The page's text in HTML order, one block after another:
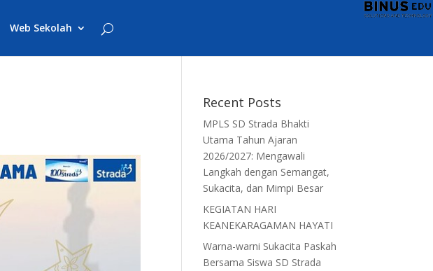
Web Sekolah
Recent Posts
MPLS SD Strada Bhakti
Utama Tahun Ajaran
2026/2027: Mengawali
Langkah dengan Semangat,
Sukacita, dan Mimpi Besar
KEGIATAN HARI
KEANEKARAGAMAN HAYATI
Warna-warni Sukacita Paskah
Bersama Siswa SD Strada